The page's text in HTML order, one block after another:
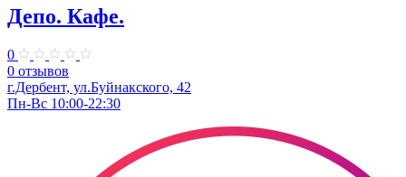
Депо. Кафе.
0
0 отзывов
г.Дербент, ул.Буйнакского, 42
Пн-Вс 10:00-22:30